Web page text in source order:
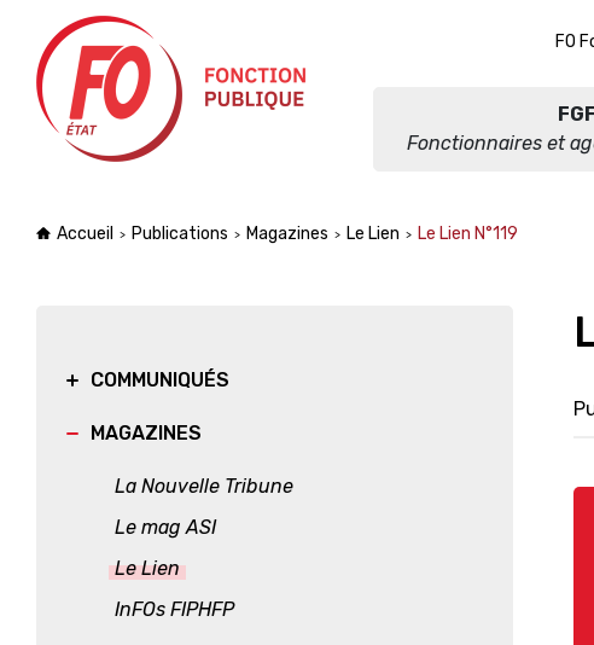
Aller à la navigation
Aller au contenu
FO
Fonctionnaires et
Accueil Publications Magazines Le Lien Le Lien N°119
COMMUNIQUÉS
MAGAZINES
La Nouvelle Tribune
Le mag ASI
Le Lien
InFOs FIPHFP